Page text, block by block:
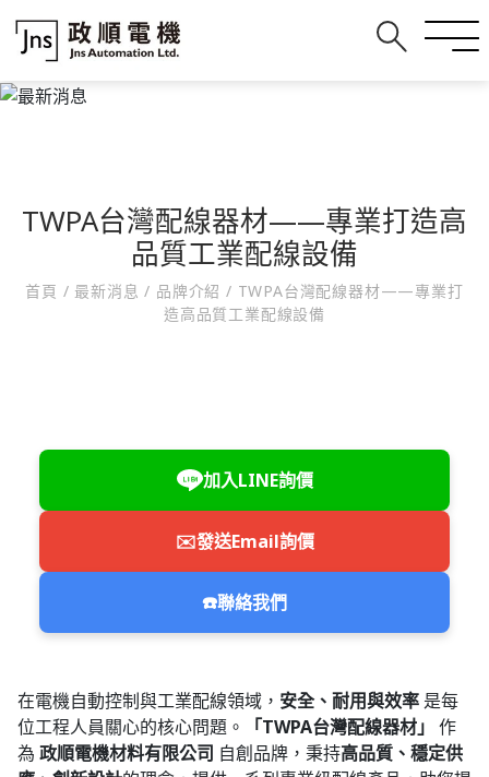
TWPA台灣配線器材——專業打造高
品質工業配線設備
首頁 / 最新消息/ 品牌介紹/ TWPA台灣配線器材——專業打
造高品質工業配線設備
加入LINE詢價
✉️發送Email詢價
☎️聯絡我們
在電機自動控制與工業配線領域， 安全、耐用與效率 是每
位工程人員關心的核心問題。
「TWPA台灣配線器材」 作
為 政順電機材料有限公司 自創品牌，秉持高品質、穩定供